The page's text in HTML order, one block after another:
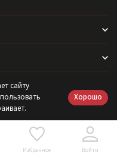
Избранное Войти
сайту
Хорошо